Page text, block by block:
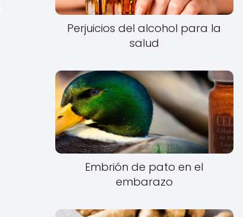
Perjuicios del alcohol para la
salud
Embrión de pato en el
embarazo